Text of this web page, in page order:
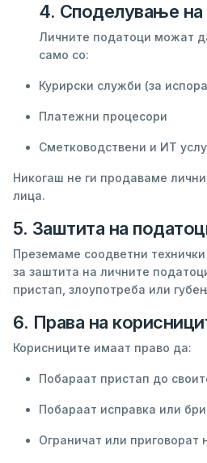
4. Споделување на
Личните податоци можат
само со:
Курирски служби (за
Платежни процесори
Сметководствени и ИТ
Никогаш не ги продаваме
лица.
5. Заштита на
Преземаме соодветни
за заштита на личните
пристап, злоупотреба или
6. Права на
Корисниците имаат право да:
Побараат пристап до
Побараат исправка или
Ограничат или приговорат